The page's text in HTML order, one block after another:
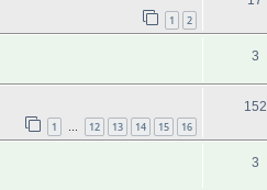
1 2
3
1 … 12 13 14 15 16
152
3